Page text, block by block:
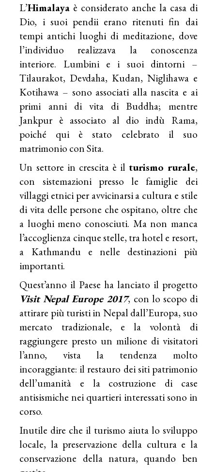
L’Himalaya è considerato anche la casa di
Dio, i suoi pendii erano ritenuti fin dai
tempi antichi luoghi di meditazione, dove
l’individuo realizzava la conoscenza
interiore. Lumbini e i suoi dintorni –
Tilaurakot, Devdaha, Kudan, Niglihawa e
Kotihawa – sono associati alla nascita e ai
primi anni di vita di Buddha; mentre
Jankpur è associato al dio indù Rama,
poiché qui è stato celebrato il suo
matrimonio con Sita.
Un settore in crescita è ilturismo rurale,
con sistemazioni presso le famiglie dei
villaggi etnici per avvicinarsi a cultura e stile
di vita delle persone che ospitano, oltre che
a luoghi meno conosciuti. Ma non manca
l’accoglienza cinque stelle, tra hotel e resort,
a Kathmandu e nelle destinazioni più
importanti.
Quest’anno il Paese ha lanciato il progetto
Visit Nepal Europe 2017, con lo scopo di
attirare più turisti in Nepal dall’Europa, suo
mercato tradizionale, e la volontà di
raggiungere presto un milione di visitatori
l’anno, vista la tendenza molto
incoraggiante: il restauro dei siti patrimonio
dell’umanità e la costruzione di case
antisismiche nei quartieri interessati sono in
corso.
Inutile dire che il turismo aiuta lo sviluppo
locale, la preservazione della cultura e la
conservazione della natura, quando ben